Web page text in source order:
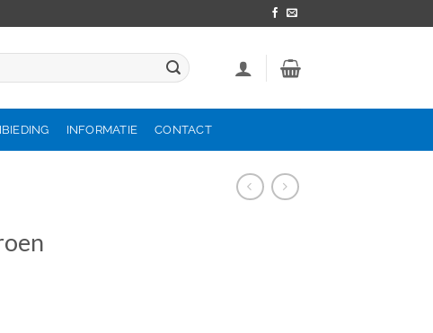
INFORMATIE CONTACT